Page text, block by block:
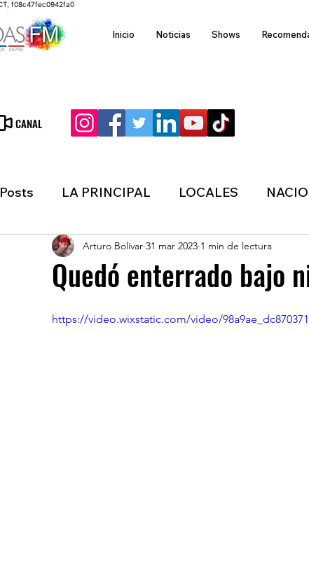
f08c47fec0942fa0
Inicio Noticias Shows
CANAL
LA PRINCIPAL LOCALES
ESPECTACULOS FINANZAS ECONÓMICA
Quedó enterrado bajo
Arturo Bolívar 31 mar 2023 1 min de lectura
https://video.wixstatic.com/video/